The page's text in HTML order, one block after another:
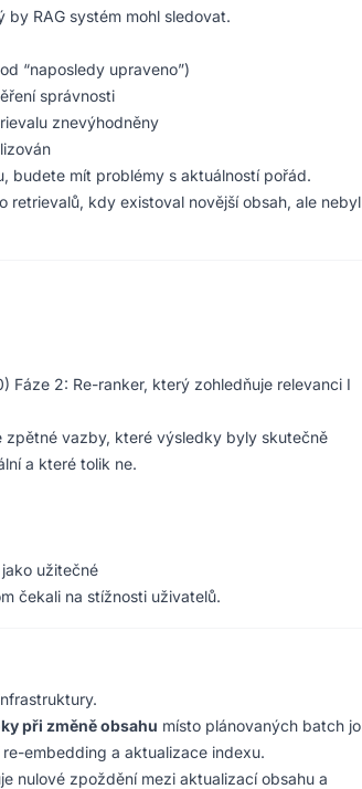
RAG systém mohl sledovat.
“naposledy upraveno”)
správnosti
znevýhodněny
budete mít problémy s aktuálností pořád.
retrievalů, kdy existoval novější obsah, ale nebyl
Fáze 2: Re-ranker, který zohledňuje relevanci I
zpětné vazby, které výsledky byly skutečně
a které tolik ne.
užitečné
čekali na stížnosti uživatelů.
při změně obsahu místo plánovaných batch
embedding a aktualizace indexu.
nulové zpoždění mezi aktualizací obsahu a